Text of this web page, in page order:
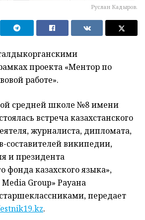
Руслан Кадыров.
проекта «Ментор по
работе».
средней школе №8 имени
встреча казахстанского
журналиста, дипломата,
составителей википедии,
и президента
фонда казахского языка»,
Group» Рауана
передает
.